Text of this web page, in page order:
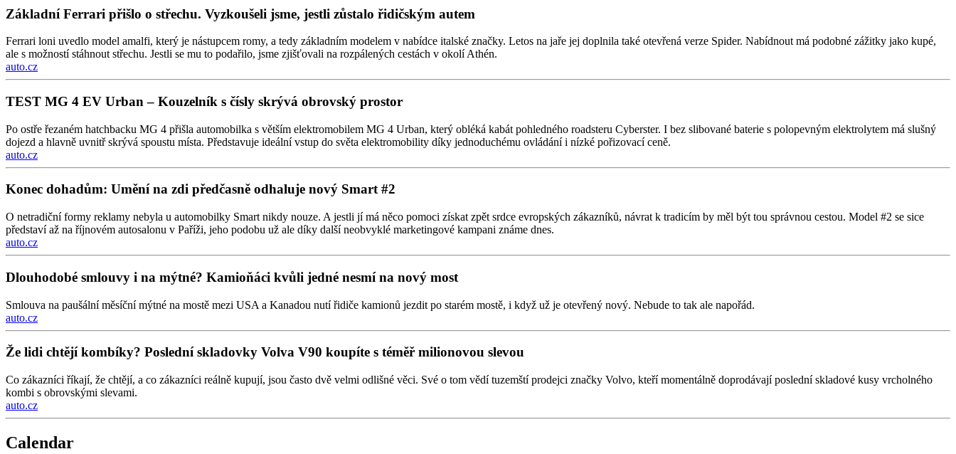
Základní Ferrari přišlo o střechu. Vyzkoušeli jsme, jestli zůstalo řidičským autem
Ferrari loni uvedlo model amalfi, který je nástupcem romy, a tedy základním modelem v nabídce italské značky. Letos na jaře jej doplnila také otevřená verze Spider. Nabídnout má podobné zážitky jako kupé,
ale s možností stáhnout střechu. Jestli se mu to podařilo, jsme zjišťovali na rozpálených cestách v okolí Athén.
auto.cz
TEST MG 4 EV Urban – Kouzelník s čísly skrývá obrovský prostor
Po ostře řezaném hatchbacku MG 4 přišla automobilka s větším elektromobilem MG 4 Urban, který obléká kabát pohledného roadsteru Cyberster. I bez slibované baterie s polopevným elektrolytem má slušný
dojezd a hlavně uvnitř skrývá spoustu místa. Představuje ideální vstup do světa elektromobility díky jednoduchému ovládání i nízké pořizovací ceně.
auto.cz
Konec dohadům: Umění na zdi předčasně odhaluje nový Smart #2
O netradiční formy reklamy nebyla u automobilky Smart nikdy nouze. A jestli jí má něco pomoci získat zpět srdce evropských zákazníků, návrat k tradicím by měl být tou správnou cestou. Model #2 se sice
představí až na říjnovém autosalonu v Paříži, jeho podobu už ale díky další neobvyklé marketingové kampani známe dnes.
auto.cz
Dlouhodobé smlouvy i na mýtné? Kamioňáci kvůli jedné nesmí na nový most
Smlouva na paušální měsíční mýtné na mostě mezi USA a Kanadou nutí řidiče kamionů jezdit po starém mostě, i když už je otevřený nový. Nebude to tak ale napořád.
auto.cz
Že lidi chtějí kombíky? Poslední skladovky Volva V90 koupíte s téměř milionovou slevou
Co zákazníci říkají, že chtějí, a co zákazníci reálně kupují, jsou často dvě velmi odlišné věci. Své o tom vědí tuzemští prodejci značky Volvo, kteří momentálně doprodávají poslední skladové kusy vrcholného
kombi s obrovskými slevami.
auto.cz
Calendar